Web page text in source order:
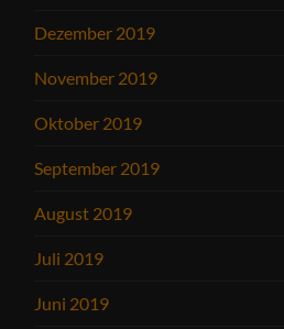
Dezember 2019
November 2019
Oktober 2019
September 2019
August 2019
Juli 2019
Juni 2019